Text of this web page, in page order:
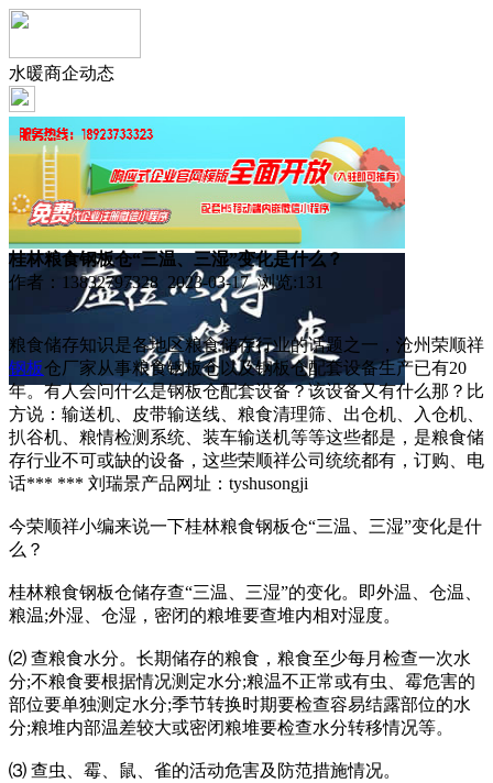
水暖商企动态
桂林粮食钢板仓“三温、三湿”变化是什么？
作者：13832797328 2023-03-17 浏览:131
粮食储存知识是各地区粮食储存行业的话题之一，沧州荣顺祥
钢板仓厂家从事粮食钢板仓以及钢板仓配套设备生产已有20
年。有人会问什么是钢板仓配套设备？该设备又有什么那？比
方说：输送机、皮带输送线、粮食清理筛、出仓机、入仓机、
扒谷机、粮情检测系统、装车输送机等等这些都是，是粮食储
存行业不可或缺的设备，这些荣顺祥公司统统都有，订购、电
话*** *** 刘瑞景产品网址：tyshusongji
今荣顺祥小编来说一下桂林粮食钢板仓“三温、三湿”变化是什
么？
桂林粮食钢板仓储存查“三温、三湿”的变化。即外温、仓温、
粮温;外湿、仓湿，密闭的粮堆要查堆内相对湿度。
⑵ 查粮食水分。长期储存的粮食，粮食至少每月检查一次水
分;不粮食要根据情况测定水分;粮温不正常或有虫、霉危害的
部位要单独测定水分;季节转换时期要检查容易结露部位的水
分;粮堆内部温差较大或密闭粮堆要检查水分转移情况等。
⑶ 查虫、霉、鼠、雀的活动危害及防范措施情况。